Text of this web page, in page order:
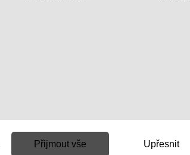
Přijmout vše Upřesnit